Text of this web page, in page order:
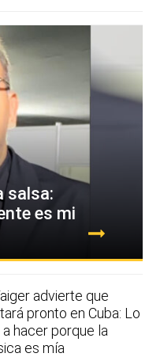
salsa:
es mi
advierte que
pronto en Cuba: Lo
hacer porque la
es mía